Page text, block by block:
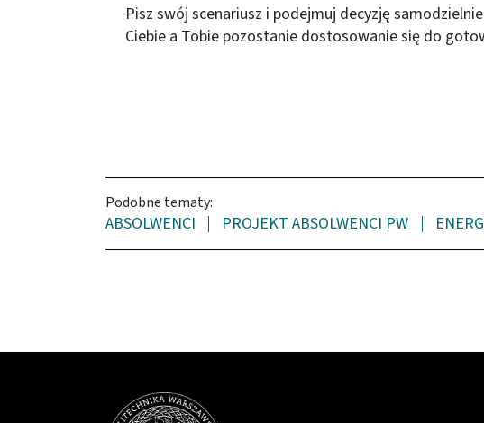
Pisz swój scenariusz i podejmuj decyzję
Ciebie a Tobie pozostanie dostosowanie się do
Podobne tematy:
ABSOLWENCI PROJEKT ABSOLWENCI PW